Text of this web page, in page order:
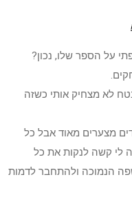
על הספר שלו, נכון?
לא מצחיק אותי כשזה
מצערים מאוד אבל כל
לי קשה לנקות את כל
הנמוכה ולהתחבר לדמות